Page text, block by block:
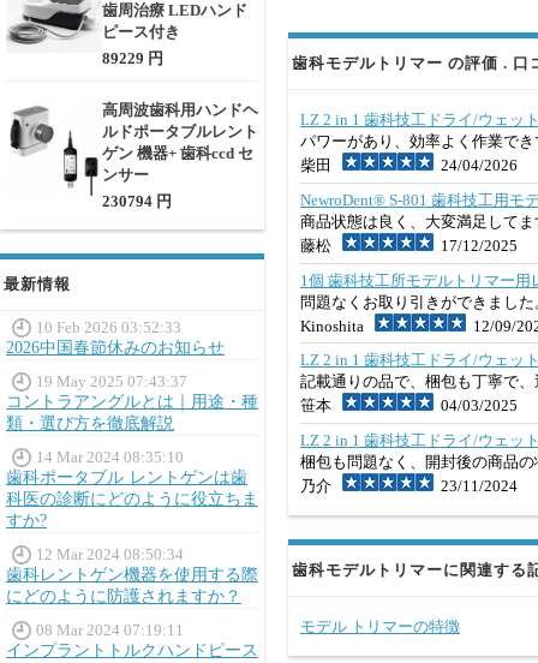
歯周治療 LEDハンド
ピース付き
89229 円
高周波歯科用ハンドヘ
ルドポータブルレント
ゲン 機器+ 歯科ccd セ
ンサー
230794 円
最新情報
10 Feb 2026 03:52:33
2026中国春節休みのお知らせ
19 May 2025 07:43:37
コントラアングルとは｜用途・種
類・選び方を徹底解説
14 Mar 2024 08:35:10
歯科ポータブル レントゲンは歯
科医の診断にどのように役立ちま
すか?
12 Mar 2024 08:50:34
歯科レントゲン機器を使用する際
にどのように防護されますか？
08 Mar 2024 07:19:11
インプラントトルクハンドピース
歯科モデルトリマー の評価 . 口
LZ 2 in 1 歯科技工ドライ/ウェッ
パワーがあり、効率よく作業で
柴田
24/04/2026
NewroDent® S-801 歯科技工用モ
商品状態は良く、大変満足して
藤松
17/12/2025
1個 歯科技工所モデルトリマー用
問題なくお取り引きができまし
Kinoshita
12/09/
LZ 2 in 1 歯科技工ドライ/ウェッ
記載通りの品で、梱包も丁寧で
笹本
04/03/2025
LZ 2 in 1 歯科技工ドライ/ウェッ
梱包も問題なく、開封後の商品
乃介
23/11/2024
歯科モデルトリマーに関連する
モデル トリマーの特徴